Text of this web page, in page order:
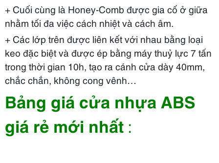
+ Cuối cùng là Honey-Comb được gia cố ở giữa
nhằm tối đa việc cách nhiệt và cách âm.
+ Các lớp trên được liên kết với nhau bằng loại
keo đặc biệt và được ép bằng máy thuỷ lực 7 tấn
trong thời gian 10h, tạo ra cánh cửa dày 40mm,
chắc chắn, không cong vênh…
Bảng giá cửa nhựa ABS
giá rẻ mới nhất :